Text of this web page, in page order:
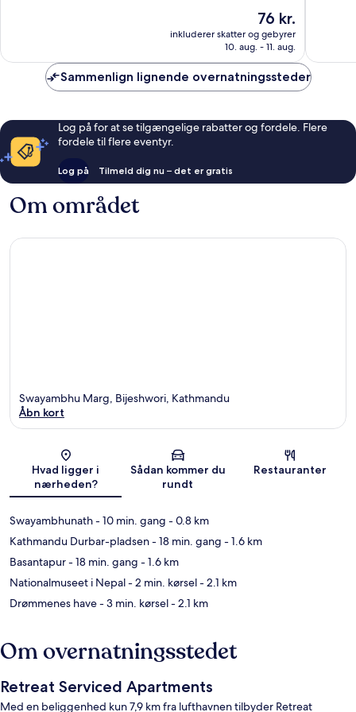
Prisen
76 kr.
76 kr.
inkluderer skatter og gebyrer
10. aug. - 11. aug.
Sammenlign lignende overnatningssteder
Log på for at se tilgængelige rabatter og fordele. Flere
fordele til flere eventyr.
Log på Tilmeld dig nu – det er gratis
Om området
Kort
Swayambhu Marg, Bijeshwori, Kathmandu
Åbn kort
Hvad ligger i
nærheden?
Sådan kommer du
rundt
Restauranter
Swayambhunath- 10 min. gang - 0.8 km
Kathmandu Durbar-pladsen- 18 min. gang - 1.6 km
Basantapur- 18 min. gang - 1.6 km
Nationalmuseet i Nepal- 2 min. kørsel- 2.1 km
Drømmenes have- 3 min. kørsel- 2.1 km
Om overnatningsstedet
Retreat Serviced Apartments
Med en beliggenhed kun 7,9 km fra lufthavnen tilbyder Retreat